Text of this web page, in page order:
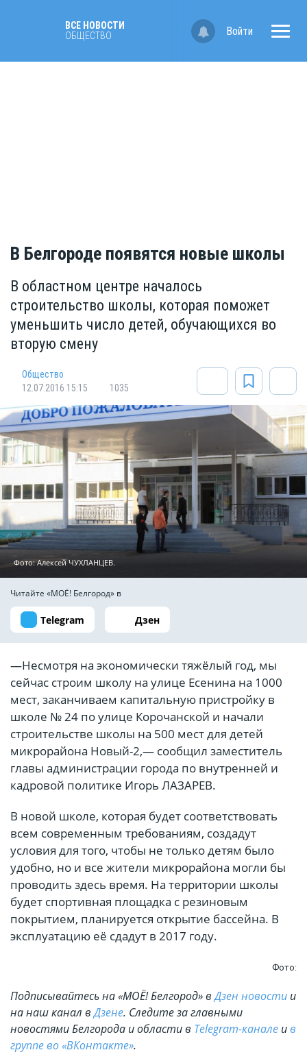
ВСЕ НОВОСТИ
ОБЩЕСТВО
Войти
В Белгороде появятся новые школы
В областном центре началось
строительство школы, которая поможет
уменьшить число детей, обучающихся во
вторую смену
Общество
12.07.2016 15:15
1035
Фото: Алексей ЧУХЛАНЦЕВ.
Читайте «МОЁ! Белгород» в
Telegram Дзен
—Несмотря на экономически тяжёлый год, мы
сейчас строим школу на улице Есенина на 1000
мест, заканчиваем капитальную пристройку в
школе № 24 по улице Корочанской и начали
строительстве школы на 500 мест для детей
микрорайона Новый-2,— сообщил заместитель
главы администрации города по внутренней и
кадровой политике Игорь ЛАЗАРЕВ.
В новой школе, которая будет соответствовать
всем современным требованиям, создадут
условия для того, чтобы не только детям было
удобно, но и все жители микрорайона могли бы
проводить здесь время. На территории школы
будет спортивная площадка с резиновым
покрытием, планируется открытие бассейна. В
эксплуатацию её сдадут в 2017 году.
Фото:
Подписывайтесь на «МОЁ! Белгород» вДзен новости и
на наш канал вДзене. Cледите за главными
новостями Белгорода и области в Telegram-канале ив
группе во «ВКонтакте».